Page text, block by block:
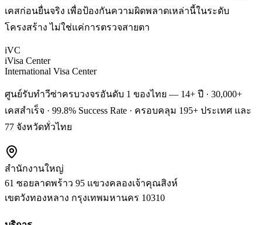
เคสก่อนยื่นจริง เพื่อป้องกันความผิดพลาดเหล่านี้ในระดับ
โครงสร้าง ไม่ใช่แค่การตรวจสายตา
iVC
iVisa Center
International Visa Center
ศูนย์รับทำวีซ่าครบวงจรอันดับ 1 ของไทย — 14+ ปี · 30,000+
เคสสำเร็จ · 99.8% Success Rate · ครอบคลุม 195+ ประเทศ และ
77 จังหวัดทั่วไทย
สำนักงานใหญ่
61 ซอยลาดพร้าว 95 แขวงคลองเจ้าคุณสิงห์
เขตวังทองหลาง กรุงเทพมหานคร 10310